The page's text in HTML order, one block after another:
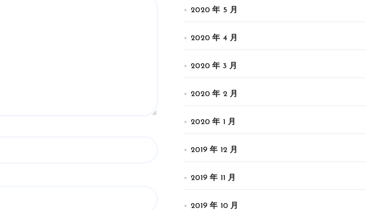
2020 年 5 月
2020 年 4 月
2020 年 3 月
2020 年 2 月
2020 年 1 月
2019 年 12 月
2019 年 11 月
2019 年 10 月